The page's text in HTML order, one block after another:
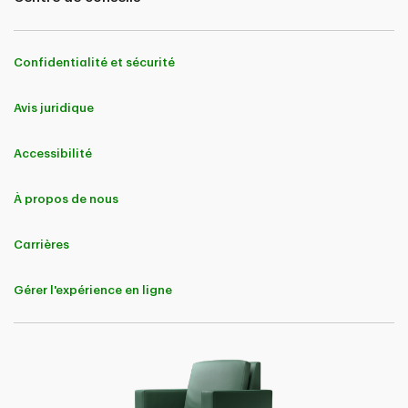
Confidentialité et sécurité
Avis juridique
Accessibilité
À propos de nous
Carrières
Gérer l'expérience en ligne